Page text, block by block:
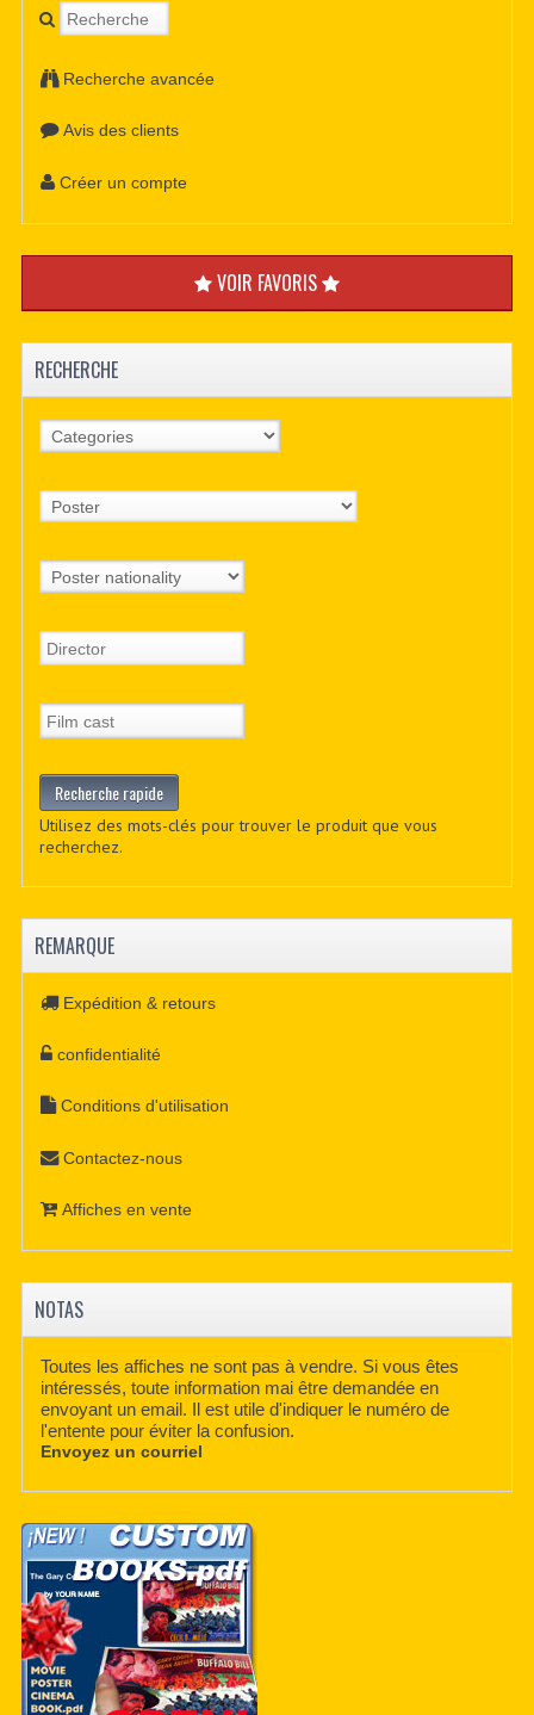
Recherche avancée
Avis des clients
Créer un compte
VOIR FAVORIS
RECHERCHE
Utilisez des mots-clés pour trouver le produit que vous
recherchez.
REMARQUE
Expédition & retours
confidentialité
Conditions d'utilisation
Contactez-nous
Affiches en vente
NOTAS
Toutes les affiches ne sont pas à vendre. Si vous êtes
intéressés, toute information mai être demandée en
envoyant un email. Il est utile d'indiquer le numéro de
l'entente pour éviter la confusion.
Envoyez un courriel